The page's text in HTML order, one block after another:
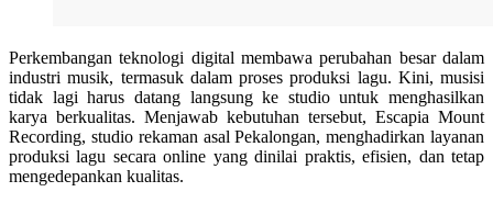
Perkembangan teknologi digital membawa perubahan besar dalam
industri musik, termasuk dalam proses produksi lagu. Kini, musisi
tidak lagi harus datang langsung ke studio untuk menghasilkan
karya berkualitas. Menjawab kebutuhan tersebut, Escapia Mount
Recording, studio rekaman asal Pekalongan, menghadirkan layanan
produksi lagu secara online yang dinilai praktis, efisien, dan tetap
mengedepankan kualitas.